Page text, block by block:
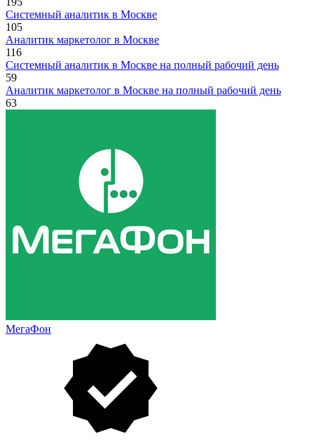
Системный аналитик в Москве
105
Аналитик маркетолог в Москве
116
Системный аналитик в Москве на полный рабочий день
59
Аналитик маркетолог в Москве на полный рабочий день
63
МегаФон